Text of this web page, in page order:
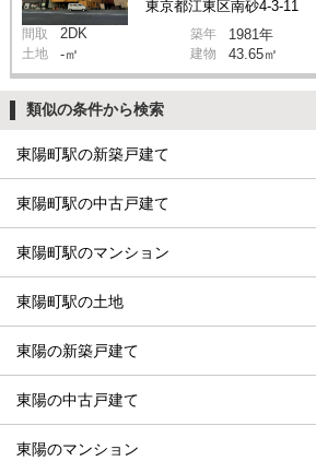
東京都江東区南砂4-3-11
間取 2DK 築年 1981年
土地 -㎡ 建物 43.65㎡
類似の条件から検索
東陽町駅の新築戸建て
東陽町駅の中古戸建て
東陽町駅のマンション
東陽町駅の土地
東陽の新築戸建て
東陽の中古戸建て
東陽のマンション